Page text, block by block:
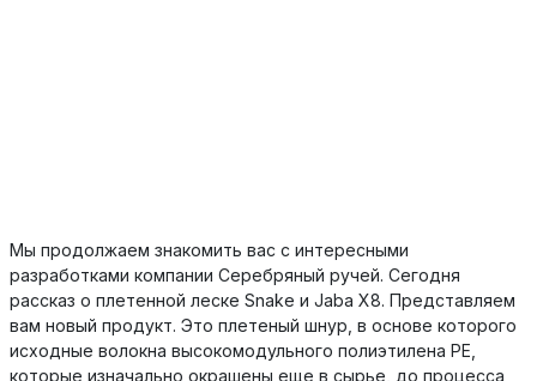
Мы продолжаем знакомить вас с интересными
разработками компании Серебряный ручей. Сегодня
рассказ о плетенной леске Snake и Jaba X8. Представляем
вам новый продукт. Это плетеный шнур, в основе которого
исходные волокна высокомодульного полиэтилена PE,
которые изначально окрашены еще в сырье, до процесса